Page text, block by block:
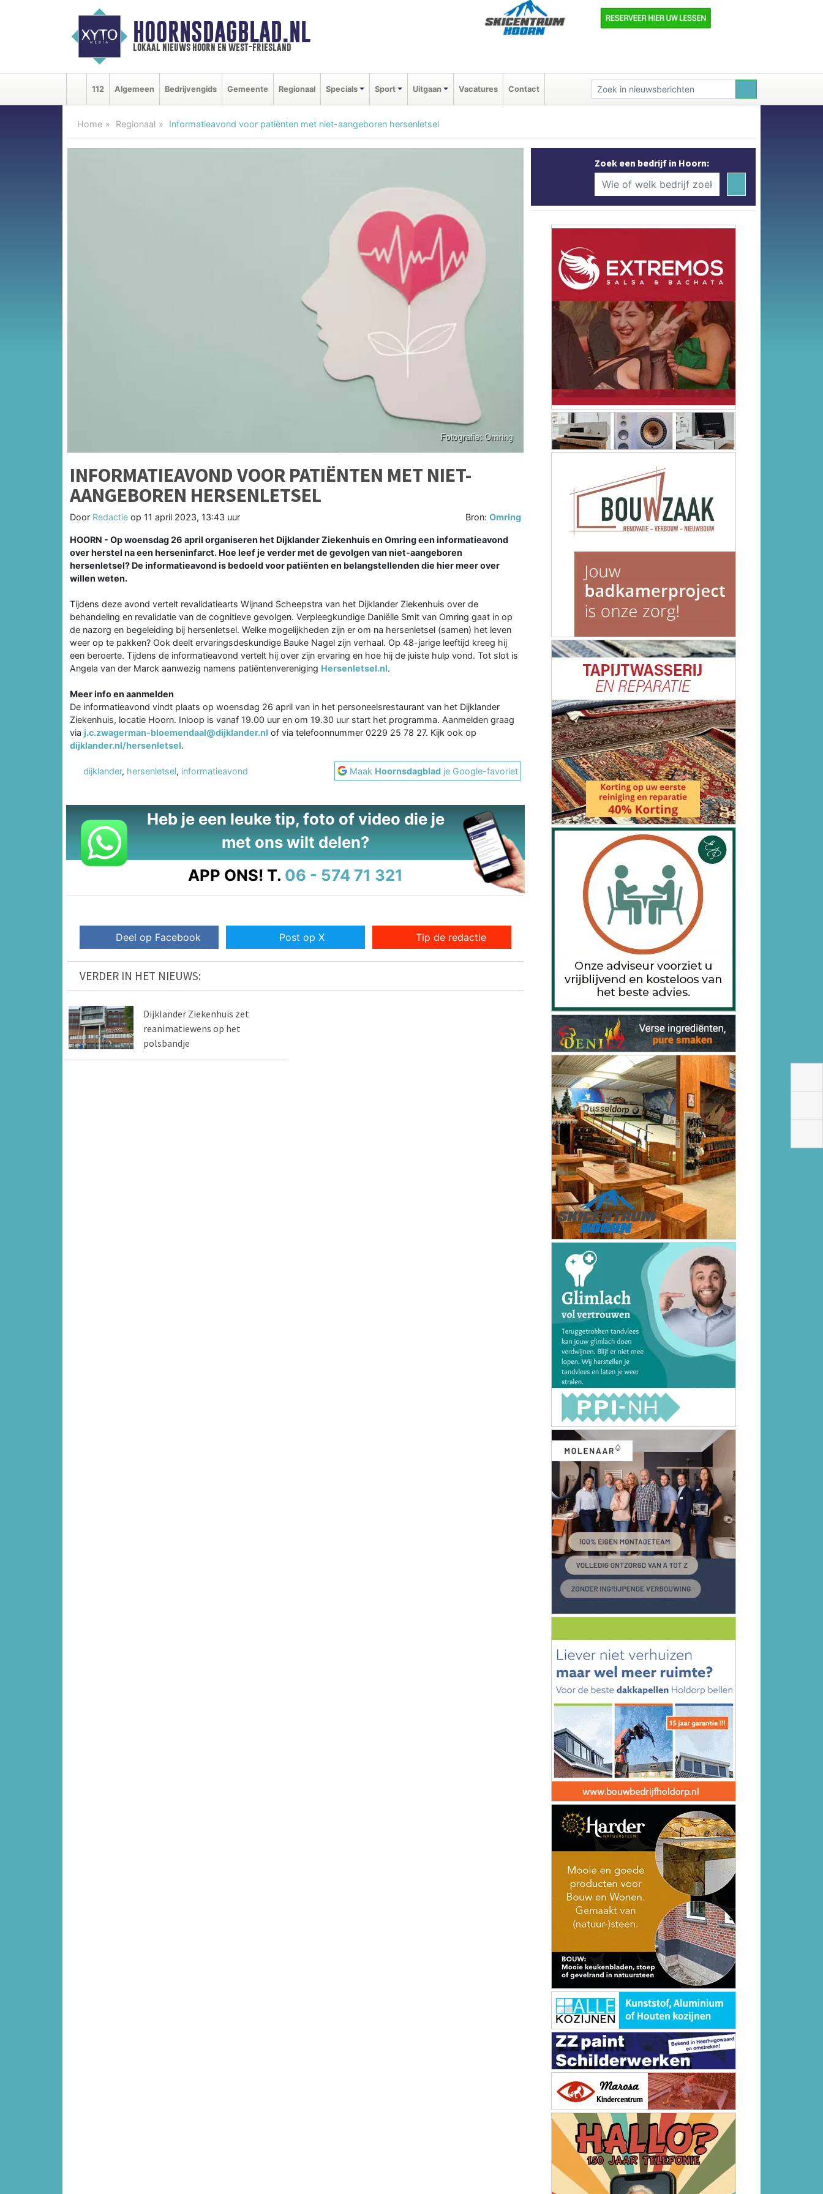
HOORNSDAGBLAD.NL
lokaal nieuws hoorn en west-friesland
112 Algemeen Bedrijvengids Gemeente Regionaal Specials Sport Uitgaan Vacatures Contact
Home Regionaal Informatieavond voor patiënten met niet-aangeboren hersenletsel
INFORMATIEAVOND VOOR PATIËNTEN MET NIET-
AANGEBOREN HERSENLETSEL
Door Redactie op 11 april 2023, 13:43 uur Bron:Omring
HOORN - Op woensdag 26 april organiseren het Dijklander Ziekenhuis en Omring een informatieavond
over herstel na een herseninfarct. Hoe leef je verder met de gevolgen van niet-aangeboren
hersenletsel? De informatieavond is bedoeld voor patiënten en belangstellenden die hier meer over
willen weten.
Tijdens deze avond vertelt revalidatiearts Wijnand Scheepstra van het Dijklander Ziekenhuis over de
behandeling en revalidatie van de cognitieve gevolgen. Verpleegkundige Daniëlle Smit van Omring gaat in op
de nazorg en begeleiding bij hersenletsel. Welke mogelijkheden zijn er om na hersenletsel (samen) het leven
weer op te pakken? Ook deelt ervaringsdeskundige Bauke Nagel zijn verhaal. Op 48-jarige leeftijd kreeg hij
een beroerte. Tijdens de informatieavond vertelt hij over zijn ervaring en hoe hij de juiste hulp vond. Tot slot is
Angela van der Marck aanwezig namens patiëntenvereniging Hersenletsel.nl.
Meer info en aanmelden
De informatieavond vindt plaats op woensdag 26 april van in het personeelsrestaurant van het Dijklander
Ziekenhuis, locatie Hoorn. Inloop is vanaf 19.00 uur en om 19.30 uur start het programma. Aanmelden graag
via j.c.zwagerman-bloemendaal@dijklander.nl of via telefoonnummer 0229 25 78 27. Kijk ook op
dijklander.nl/hersenletsel.
dijklander, hersenletsel, informatieavond Maak Hoornsdagblad je Google-favoriet
Heb je een leuke tip, foto of video die je
met ons wilt delen?
APP ONS! T. 06 - 574 71 321
Deel op Facebook Post op X Tip de redactie
VERDER IN HET NIEUWS:
Dijklander Ziekenhuis zet
reanimatiewens op het
polsbandje
Zoek een bedrijf in Hoorn: